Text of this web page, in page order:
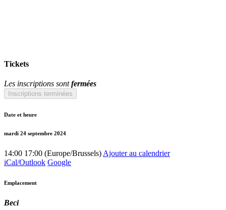
Tickets
Les inscriptions sontfermées
Inscriptions terminées
Date et heure
mardi 24 septembre 2024
14:00 17:00 (Europe/Brussels) Ajouter au calendrier
iCal/Outlook Google
Emplacement
Beci